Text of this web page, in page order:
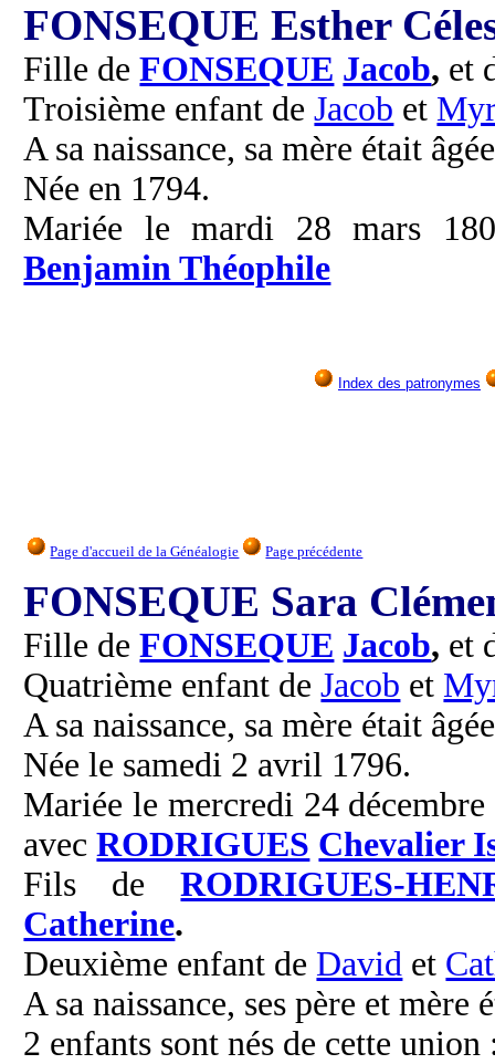
FONSEQUE Esther
Fille deFONSEQUE Jacob, et
Troisième enfant deJacob et
A sa naissance, sa mère était
Née en 1794.
Mariée le mardi 28 mars
Benjamin Théophile
Index des patronymes
Page d'accueil de la Généalogie Page précédente
FONSEQUE Sara
Fille deFONSEQUE Jacob, et
Quatrième enfant deJacob et
A sa naissance, sa mère était
Née le samedi 2 avril 1796.
Mariée le mercredi 24
avecRODRIGUES Chevalier
Fils deRODRIGUES-
Catherine.
Deuxième enfant de David et
A sa naissance, ses père et mère
2 enfants sont nés de cette union